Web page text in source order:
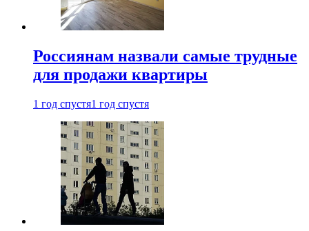
Россиянам назвали самые трудные
для продажи квартиры
1 год спустя1 год спустя